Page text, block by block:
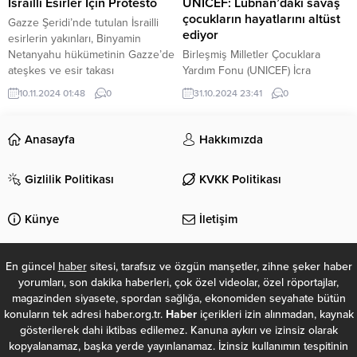
Kaynak : SONDAKIKA.COM
“Yayınlanan...
özellikle Pendik ve Kartal
çevresinde...
Gazze Şeridi’nde tutulan İsrailli
esirlerin yakınları, Binyamin
Netanyahu hükümetinin Gazze’de
ateşkes ve esir takası
anlaşmasına yanaşmamasını
protesto etmek için Tel Aviv’de
Bakanlığı kompleksinin önündeki
Begin Caddesi’nde toplanan
getirilmesi konusunda Başbakan
yaşadığını açıklayan eski
Savunma Bakanı Yoav Gallant’ın
görevden alınmasının...
10.11.2024 01:48 0
çocukların hayatlarını altüst
ediyor
Birleşmiş Milletler Çocuklara
Yardım Fonu (UNICEF) İcra
Direktörü Catherine Russell,
Lübnan’da artan gerginliğin
açıklama yaptı. Lübnan’da, 4
Ekim’den bu yana her gün en az
çocuğun yaralandığına dikkati
sürekli bombalamalardan dolayı
ise fiziksel olarak zarar görmeden
kurtulan binlerce...
31.10.2024 23:41 0
Anasayfa Hakkımızda
Gizlilik Politikası KVKK Politikası
Künye İletişim
En güncel habersitesi, tarafsız ve özgün manşetler, zihne şeker haber
yorumları, son dakika haberleri, çok özel videolar, özel röportajlar,
magazinden siyasete, spordan sağlığa, ekonomiden seyahate bütün
konuların tek adresi haber.org.tr. Haberiçerikleri izin alınmadan, kaynak
gösterilerek dahi iktibas edilemez. Kanuna aykırı ve izinsiz olarak
kopyalanamaz, başka yerde yayınlanamaz. İzinsiz kullanımın tespitinin